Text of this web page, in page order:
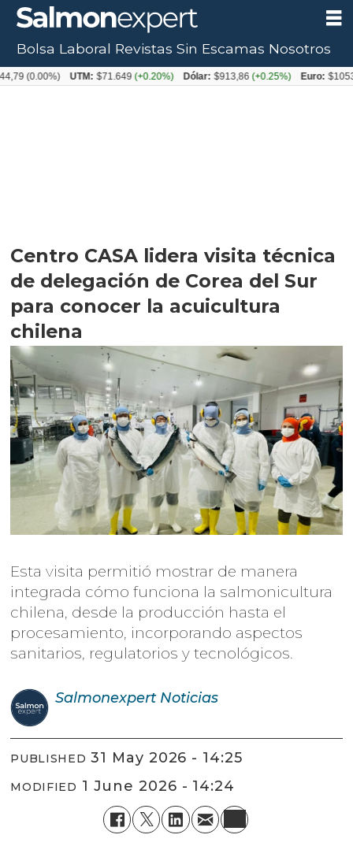
Centro CASA lidera visita técnica
de delegación de Corea del Sur
para conocer la acuicultura
chilena
Esta visita permitió mostrar de manera
integrada cómo funciona la salmonicultura
chilena, desde la producción hasta el
procesamiento, incorporando aspectos
sanitarios, regulatorios y tecnológicos.
Salmonexpert Noticias
PUBLISHED 31 May 2026 - 14:25
MODIFIED 1 June 2026 - 14:24
Bolsa Laboral Revistas Sin Escamas Nosotros
UTM: $71.649(+0.20%) Dólar: $913,86(+0.25%) Euro: $1053,08(-